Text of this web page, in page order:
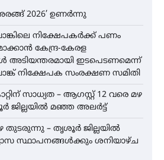
2026’ ഉണർന്നു
നിക്ഷേപകർക്ക് പണം
കേന്ദ്ര-കേരള
ഇടപെടണമെന്ന്
നിക്ഷേപക സംരക്ഷണ സമിതി
സാധ്യത – ആഗസ്റ്റ് 12 വരെ മഴ
ജില്ലയിൽ മഞ്ഞ അലർട്ട്
തുടരുന്നു – തൃശൂർ ജില്ലയിൽ
സ്ഥാപനങ്ങൾക്കും ശനിയാഴ്ച